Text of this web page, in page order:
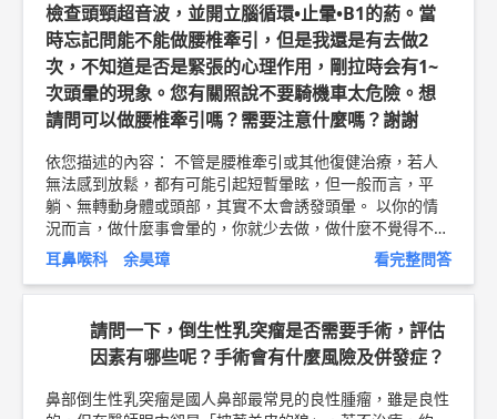
檢查頭頸超音波，並開立腦循環•止暈•B1的葯。當
時忘記問能不能做腰椎牽引，但是我還是有去做2
次，不知道是否是緊張的心理作用，剛拉時会有1~
次頭暈的現象。您有關照說不要騎機車太危險。想
請問可以做腰椎牽引嗎？需要注意什麼嗎？謝謝
依您描述的內容： 不管是腰椎牽引或其他復健治療，若人
無法感到放鬆，都有可能引起短暫暈眩，但一般而言，平
躺、無轉動身體或頭部，其實不太會誘發頭暈。 以你的情
況而言，做什麼事會暈的，你就少去做，做什麼不覺得不舒
服的，就沒關係。 針對眩暈症，除了吃藥之外，還要避免
熬夜、過勞、刺激飲食、過鹹過甜等等，其他的，就回診追
蹤時再討論囉！ 以上純係觀念交流，一切以醫師實際看診
為準。 屏東明正耳鼻喉科診所 主治醫師 柳營奇美醫院耳鼻
喉科 兼任主治醫師 余昊璋 醫師簡介 ►http://bit.ly/2vnDJB
流感疫苗衛教文章 ►http://bit.ly/2Q59sBf
耳鼻喉科 余昊璋 看完整問答
請問一下，倒生性乳突瘤是否需要手術，評估
因素有哪些呢？手術會有什麼風險及併發症？
鼻部倒生性乳突瘤是國人鼻部最常見的良性腫瘤，雖是良性